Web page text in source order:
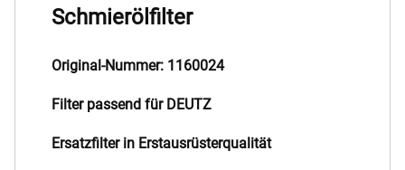
Schmierölfilter
Original-Nummer: 1160024
Filter passend für DEUTZ
Ersatzfilter in Erstausrüsterqualität